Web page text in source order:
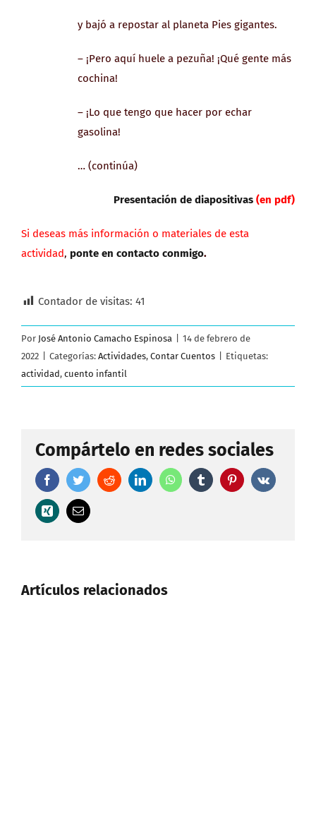
y bajó a repostar al planeta Pies gigantes.
– ¡Pero aquí huele a pezuña! ¡Qué gente más
cochina!
– ¡Lo que tengo que hacer por echar
gasolina!
… (continúa)
Presentación de diapositivas (en pdf)
Si deseas más información o materiales de esta
actividad, ponte en contacto conmigo.
Contador de visitas: 41
Por José Antonio Camacho Espinosa
14 de febrero de
2022
Categorías: Actividades, Contar Cuentos
Etiquetas:
actividad, cuento infantil
Compártelo en redes sociales
FacebookTwitterRedditLinkedInWhatsAppTumblr Pinterest
Vk
Xing
Correo
electrónico
Artículos relacionados